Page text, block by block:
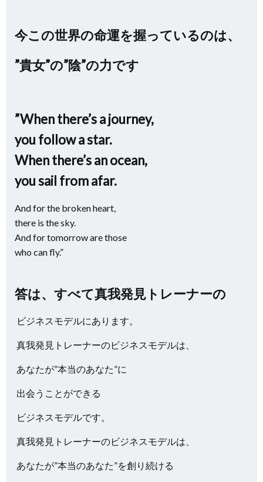
今この世界の命運を握っているのは、
”貴女”の”陰”の力です
”When there’s a journey,
you follow a star.
When there’s an ocean,
you sail from afar.
And for the broken heart,
there is the sky.
And for tomorrow are those
who can fly.”
答は、すべて真我発見トレーナーの
ビジネスモデルにあります。
真我発見トレーナーのビジネスモデルは、
あなたが”本当のあなた”に
出会うことができる
ビジネスモデルです。
真我発見トレーナーのビジネスモデルは、
あなたが”本当のあなた”を創り続ける